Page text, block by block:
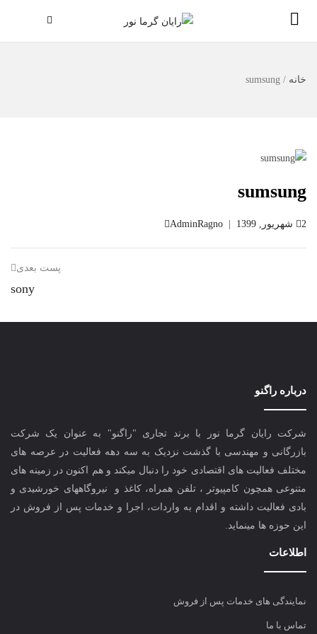
خانه /
sumsung
sumsung
2 شهریور, 1399 AdminRagno
پست بعدی
sony
درباره راگنو
شرکت رایان گرما نور با برند تجاری "راگنو" به عنوان یک شرکت
بازرگانی و مهندسی با گذشت نزدیک به سه دهه فعالیت در عرصه های
مختلف فعالیت های اقتصادی خود را دنبال میکند و هم اکنون در زمینه های
متنوعی همچون کامپیوتر ، تلفن همراه، کاغذ و نیروگاههای خورشیدی و
بادی فعالیت داشته و اقدام به واردات، اجرا و خدمات پس از فروش در
این حوزه ها مینماید.
اطلاعات
نمایندگی های خدمات پس از فروش
تماس با ما